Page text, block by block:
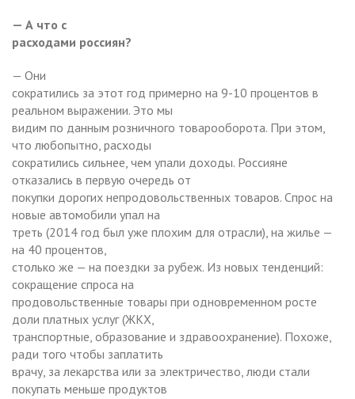
— А что с
расходами россиян?
— Они
сократились за этот год примерно на 9-10 процентов в
реальном выражении. Это мы
видим по данным розничного товарооборота. При этом,
что любопытно, расходы
сократились сильнее, чем упали доходы. Россияне
отказались в первую очередь от
покупки дорогих непродовольственных товаров. Спрос на
новые автомобили упал на
треть (2014 год был уже плохим для отрасли), на жилье —
на 40 процентов,
столько же — на поездки за рубеж. Из новых тенденций:
сокращение спроса на
продовольственные товары при одновременном росте
доли платных услуг (ЖКХ,
транспортные, образование и здравоохранение). Похоже,
ради того чтобы заплатить
врачу, за лекарства или за электричество, люди стали
покупать меньше продуктов